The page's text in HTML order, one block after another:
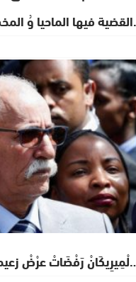
فيها الماحيا وُ
رَفْضَاتْ عرْضْ